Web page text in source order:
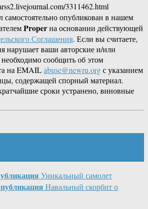
3311462.html
самостоятельно опубликован в нашем
Properна основании действующей
Соглашения. Если вы считаете,
нарушает ваши авторские и/или
сообщить об этом
на EMAILabuse@newru.orgс указанием
содержащей спорный материал.
сроки устранено, виновные
Уникальный самолет
Навальный скорбит о